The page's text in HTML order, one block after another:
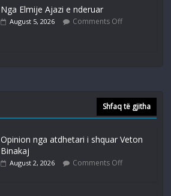
Nga Elmije Ajazi e nderuar
August 5, 2026 Comments Off
Shfaq të gjitha
Opinion nga atdhetari i shquar Veton
Binakaj
August 2, 2026 Comments Off